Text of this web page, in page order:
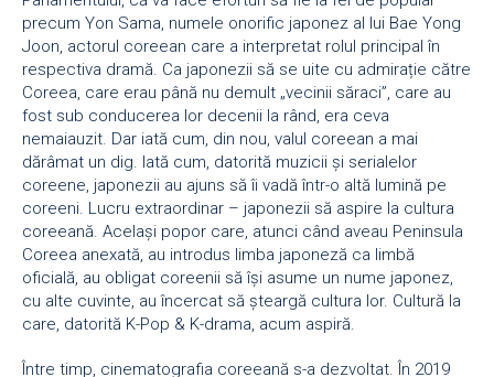
precum Yon Sama, numele onorific japonez al lui Bae Yong
Joon, actorul coreean care a interpretat rolul principal în
respectiva dramă. Ca japonezii să se uite cu admirație către
Coreea, care erau până nu demult „vecinii săraci”, care au
fost sub conducerea lor decenii la rând, era ceva
nemaiauzit. Dar iată cum, din nou, valul coreean a mai
dărâmat un dig. Iată cum, datorită muzicii și serialelor
coreene, japonezii au ajuns să îi vadă într-o altă lumină pe
coreeni. Lucru extraordinar – japonezii să aspire la cultura
coreeană. Același popor care, atunci când aveau Peninsula
Coreea anexată, au introdus limba japoneză ca limbă
oficială, au obligat coreenii să își asume un nume japonez,
cu alte cuvinte, au încercat să șteargă cultura lor. Cultură la
care, datorită K-Pop & K-drama, acum aspiră.
Între timp, cinematografia coreeană s-a dezvoltat. În 2019